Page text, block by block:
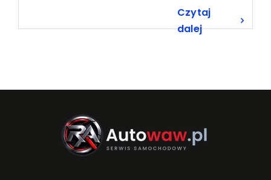
Czytaj
dalej